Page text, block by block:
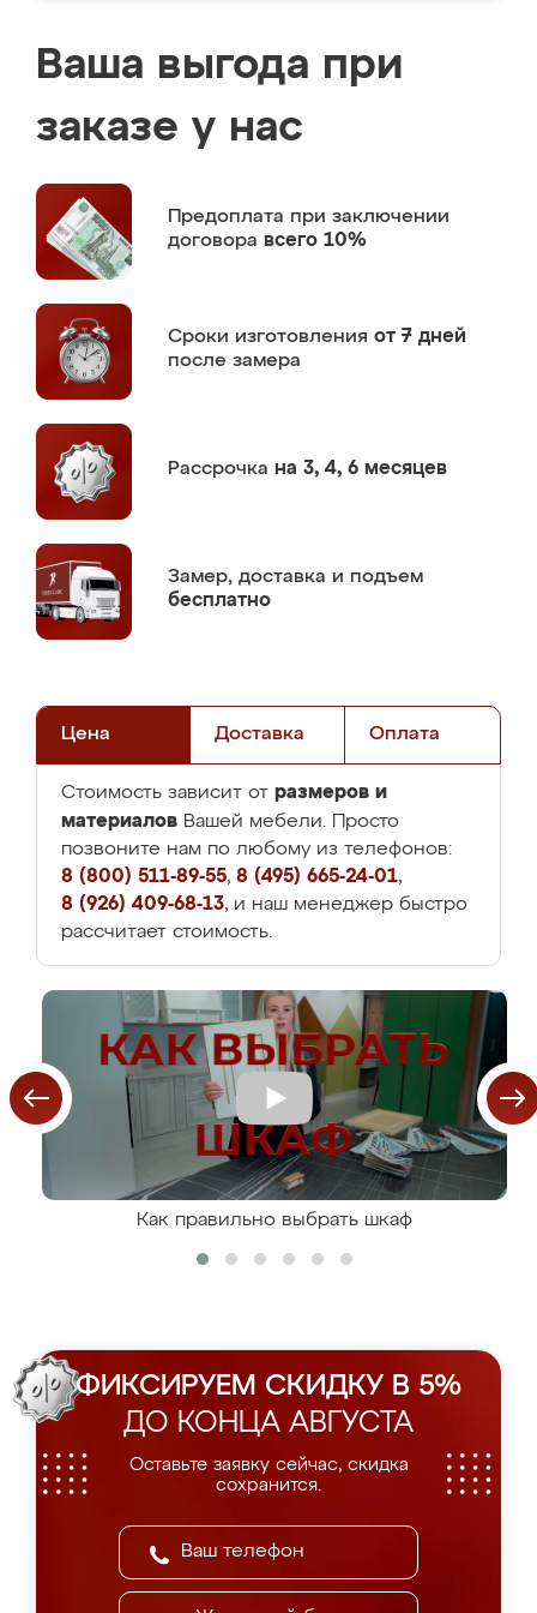
Ваша выгода при
заказе у нас
Предоплата при заключении
договора всего 10%
Сроки изготовления от 7 дней
после замера
Рассрочка на 3, 4, 6 месяцев
Замер, доставка и подъем
бесплатно
Цена Доставка Оплата
Стоимость зависит от размеров и
материалов Вашей мебели. Просто
позвоните нам по любому из телефонов:
8 (800) 511-89-55, 8 (495) 665-24-01,
8 (926) 409-68-13, и наш менеджер быстро
рассчитает стоимость.
Как правильно выбрать шкаф
ФИКСИРУЕМ СКИДКУ В 5%
ДО КОНЦА АВГУСТА
Оставьте заявку сейчас, скидка
сохранится.